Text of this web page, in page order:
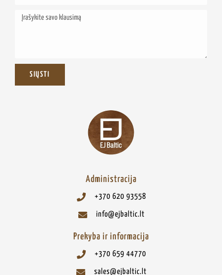
Administracija
+370 620 93558
info@ejbaltic.lt
Prekyba ir informacija
+370 659 44770
sales@ejbaltic.lt
SIŲSTI